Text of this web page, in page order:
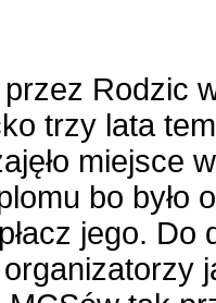
Rodzic
trzy lata
miejsce
bo
jego.